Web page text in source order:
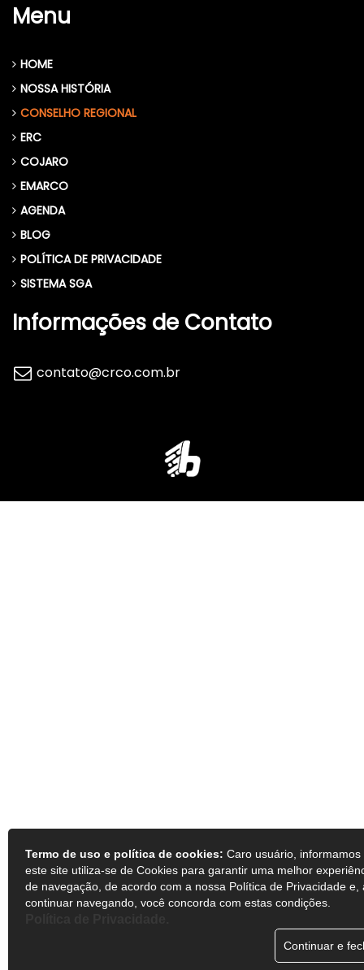
Termo de uso e política de cookies: Caro usuário, informamos
este site utiliza-se de Cookies para garantir uma melhor
de navegação, de acordo com a nossa Política de Privacidade e,
continuar navegando, você concorda com estas condições.
Continuar e
Menu
HOME
NOSSA HISTÓRIA
CONSELHO REGIONAL
ERC
COJARO
EMARCO
AGENDA
BLOG
POLÍTICA DE PRIVACIDADE
SISTEMA SGA
Informações de Contato
contato@crco.com.br